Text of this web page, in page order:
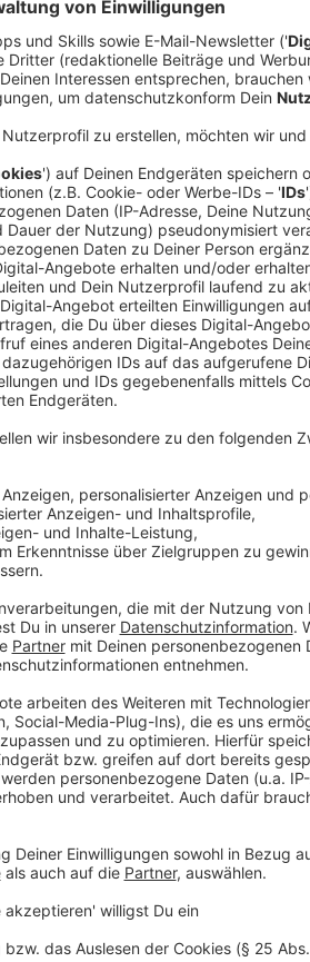
Rund 37.000
Vorfeld per Briefwahl ihre Stimme
dürfen insgesamt wählen. Um 18 Uhr
Auszählung und Ergebnisse auf dem
Anzeige
19:11 Uhr:Alle Stimmen sind gezählt.
erfolgreich die Wiederwahl gewonnen.
19:07Uhr:247 von 249 Ergebnissen
mit 63,6 Prozent der Stimmen.
18:56 Uhr:Fast alle Stimmen sind
weiter vorne, mit fast 63,7 Prozent
auf das Ergebnis.
Anzeige
©RADIO 90,1
Felix Heinrichs wartet im Rathaus auf
Anzeige
Inzwischen fehlen nicht
sind ausgezählt, Felix Heinrichs liegt
Wahlbeteiligung ist mittlerweile auf